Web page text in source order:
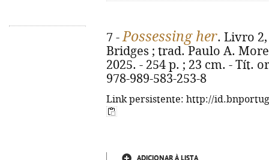
7 -Possessing her. Livro
Bridges ; trad. Paulo A.
2025. - 254 p. ; 23 cm. - Tít.
978-989-583-253-8
Link persistente: http://
ADICIONAR À LISTA